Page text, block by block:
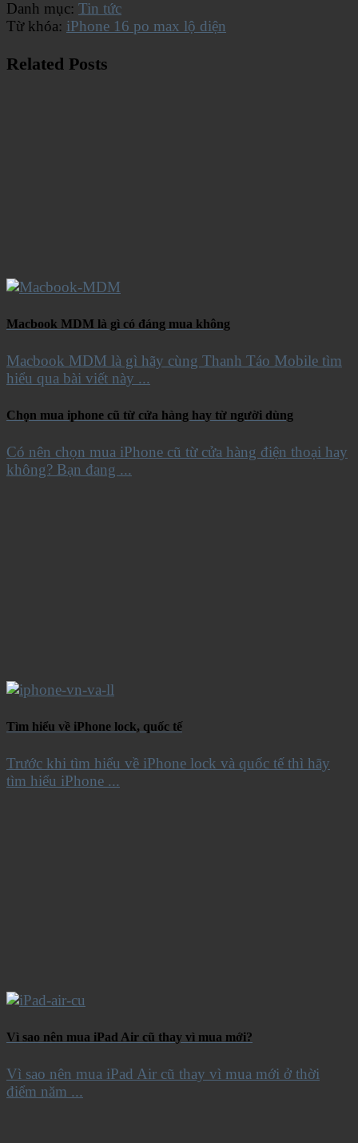
Danh mục: Tin tức
Từ khóa: iPhone 16 po max lộ diện
Related Posts
Macbook MDM là gì có đáng mua không
Macbook MDM là gì hãy cùng Thanh Táo Mobile tìm
hiểu qua bài viết này ...
Chọn mua iphone cũ từ cửa hàng hay từ người dùng
Có nên chọn mua iPhone cũ từ cửa hàng điện thoại hay
không? Bạn đang ...
Tìm hiểu về iPhone lock, quốc tế
Trước khi tìm hiểu về iPhone lock và quốc tế thì hãy
tìm hiểu iPhone ...
Vì sao nên mua iPad Air cũ thay vì mua mới?
Vì sao nên mua iPad Air cũ thay vì mua mới ở thời
điểm năm ...